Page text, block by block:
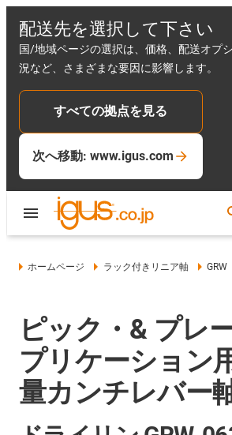
配送先を選択して下さい
国/地域ページの選択は、価格、配送オプ
況など、さまざまな要因に影響します。
すべての拠点を見る
次へ移動: www.igus.com
ホームページ ラック付きリニア軸 GRW
ピック・& プレ
プリケーション
量カンチレバー